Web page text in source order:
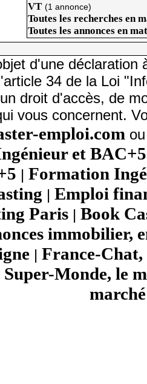
VT (1 annonce)
Toutes les recherches en
Toutes les annonces en
d'une déclaration
34 de la Loi
droit d'accès, de
vous concernent.
emploi.com
et
| Formation
| Emploi
Paris | Book
immobilier,
| France-Chat,
Super-Monde, le